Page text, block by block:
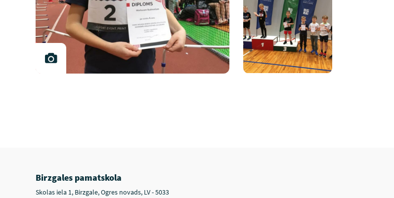
Birzgales pamatskola
Skolas iela 1, Birzgale, Ogres novads, LV - 5033